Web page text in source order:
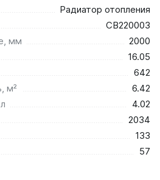
Радиатор отопления
СВ220003
мм
2000
16.05
642
м²
6.42
4.02
2034
133
57